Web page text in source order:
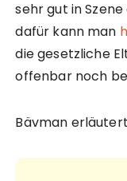
sehr gut in
dafür kann man
die gesetzliche
offenbar noch
Bävman